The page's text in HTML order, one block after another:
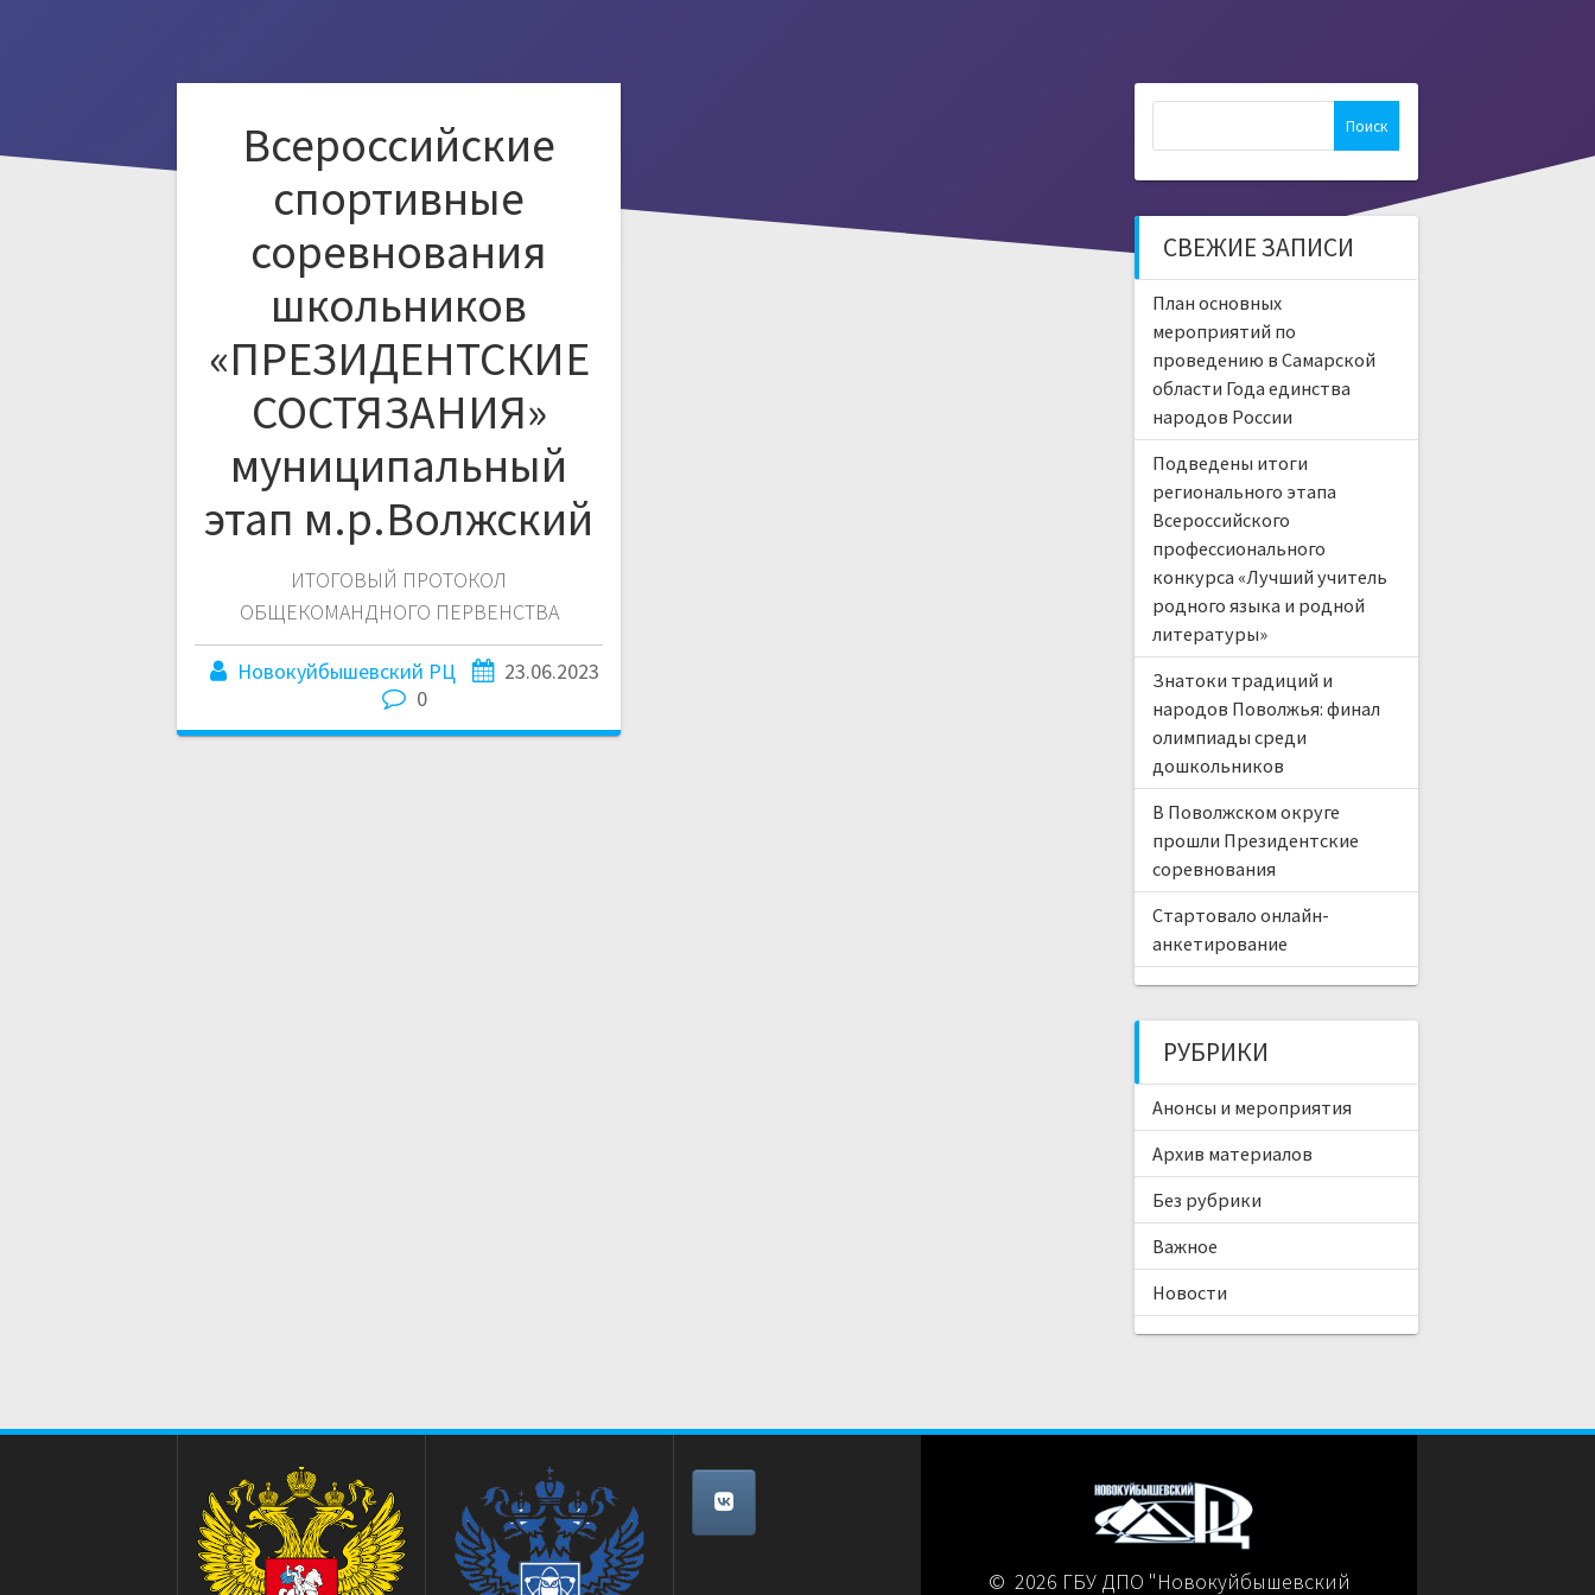
Всероссийские
спортивные
соревнования
школьников
«ПРЕЗИДЕНТСКИЕ
СОСТЯЗАНИЯ»
муниципальный
этап м.р.Волжский
ИТОГОВЫЙ ПРОТОКОЛ
ОБЩЕКОМАНДНОГО ПЕРВЕНСТВА
Новокуйбышевский РЦ
23.06.2023
0
СВЕЖИЕ ЗАПИСИ
План основных
мероприятий по
проведению в Самарской
области Года единства
народов России
Подведены итоги
регионального этапа
Всероссийского
профессионального
конкурса «Лучший учитель
родного языка и родной
литературы»
Знатоки традиций и
народов Поволжья: финал
олимпиады среди
дошкольников
В Поволжском округе
прошли Президентские
соревнования
Стартовало онлайн-
анкетирование
РУБРИКИ
Анонсы и мероприятия
Архив материалов
Без рубрики
Важное
Новости
© 2026 ГБУ ДПО "Новокуйбышевский